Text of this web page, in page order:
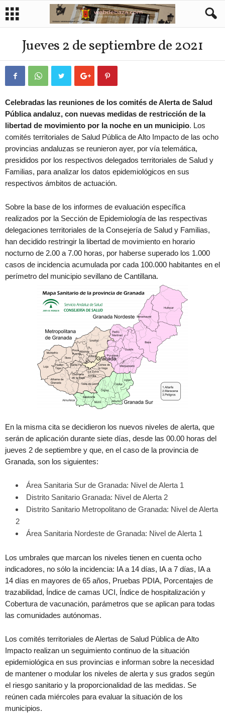
Jueves 2 de septiembre de 2021
Celebradas las reuniones de los comités de Alerta de Salud
Pública andaluz, con nuevas medidas de restricción de la
libertad de movimiento por la noche en un municipio. Los
comités territoriales de Salud Pública de Alto Impacto de las ocho
provincias andaluzas se reunieron ayer, por vía telemática,
presididos por los respectivos delegados territoriales de Salud y
Familias, para analizar los datos epidemiológicos en sus
respectivos ámbitos de actuación.
Sobre la base de los informes de evaluación específica
realizados por la Sección de Epidemiología de las respectivas
delegaciones territoriales de la Consejería de Salud y Familias,
han decidido restringir la libertad de movimiento en horario
nocturno de 2.00 a 7.00 horas, por haberse superado los 1.000
casos de incidencia acumulada por cada 100.000 habitantes en el
perímetro del municipio sevillano de Cantillana.
En la misma cita se decidieron los nuevos niveles de alerta, que
serán de aplicación durante siete días, desde las 00.00 horas del
jueves 2 de septiembre y que, en el caso de la provincia de
Granada, son los siguientes:
Área Sanitaria Sur de Granada: Nivel de Alerta 1
Distrito Sanitario Granada: Nivel de Alerta 2
Distrito Sanitario Metropolitano de Granada: Nivel de Alerta
2
Área Sanitaria Nordeste de Granada: Nivel de Alerta 1
Los umbrales que marcan los niveles tienen en cuenta ocho
indicadores, no sólo la incidencia: IA a 14 días, IA a 7 días, IA a
14 días en mayores de 65 años, Pruebas PDIA, Porcentajes de
trazabilidad, Índice de camas UCI, Índice de hospitalización y
Cobertura de vacunación, parámetros que se aplican para todas
las comunidades autónomas.
Los comités territoriales de Alertas de Salud Pública de Alto
Impacto realizan un seguimiento continuo de la situación
epidemiológica en sus provincias e informan sobre la necesidad
de mantener o modular los niveles de alerta y sus grados según
el riesgo sanitario y la proporcionalidad de las medidas. Se
reúnen cada miércoles para evaluar la situación de los
municipios.